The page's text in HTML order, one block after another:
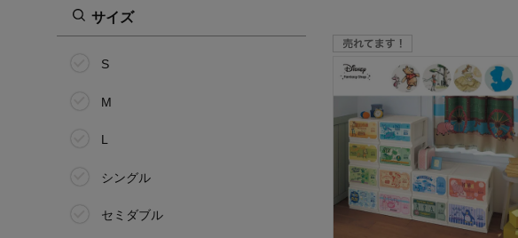
サイズ
S
M
L
シングル
セミダブル